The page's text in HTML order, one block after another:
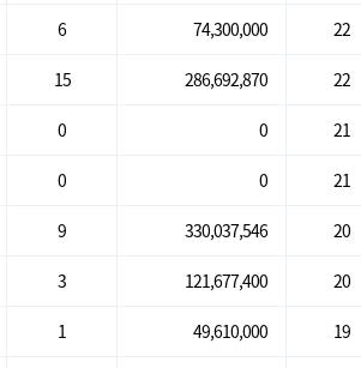
6 74,300,000 22
15 286,692,870 22
0 0 21
0 0 21
9 330,037,546 20
3 121,677,400 20
1 49,610,000 19